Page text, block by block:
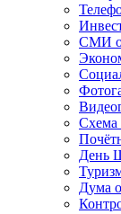
СМИ
Схема
День
Дума